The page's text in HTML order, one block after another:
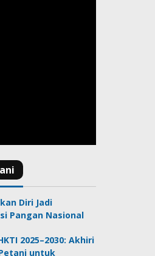
Diri Jadi
Pangan Nasional
2025–2030: Akhiri
untuk